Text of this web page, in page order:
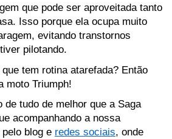
que pode ser aproveitada tanto
Isso porque ela ocupa muito
evitando transtornos
pilotando.
tem rotina atarefada? Então
moto Triumph!
de tudo de melhor que a Saga
acompanhando a nossa
blog e redes sociais, onde